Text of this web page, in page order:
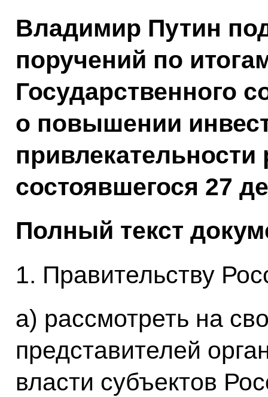
Владимир Путин
поручений по
Государственного
о повышении
привлекательности
состоявшегося 27
Полный текст
1. Правительству
а) рассмотреть на
представителей
власти субъектов